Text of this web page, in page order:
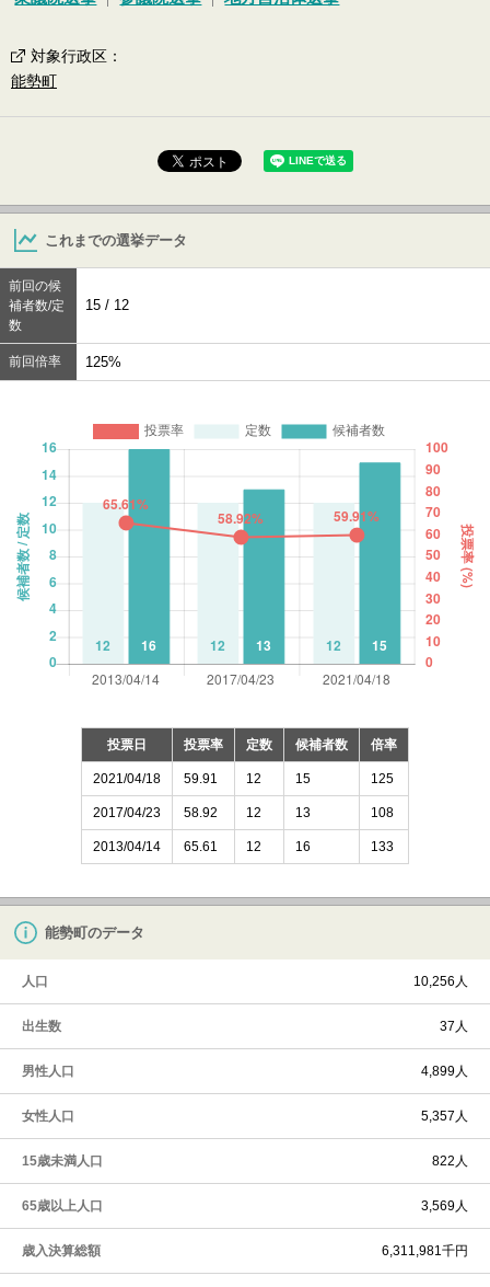
対象行政区 ：
能勢町
これまでの選挙データ
前回の候
補者数/定
数
15 / 12
前回倍率 125%
投票日 投票率 定数 候補者数 倍率
2021/04/18 59.91 12 15 125
2017/04/23 58.92 12 13 108
2013/04/14 65.61 12 16 133
能勢町のデータ
人口 10,256人
出生数 37人
男性人口 4,899人
女性人口 5,357人
15歳未満人口 822人
65歳以上人口 3,569人
歳入決算総額 6,311,981千円